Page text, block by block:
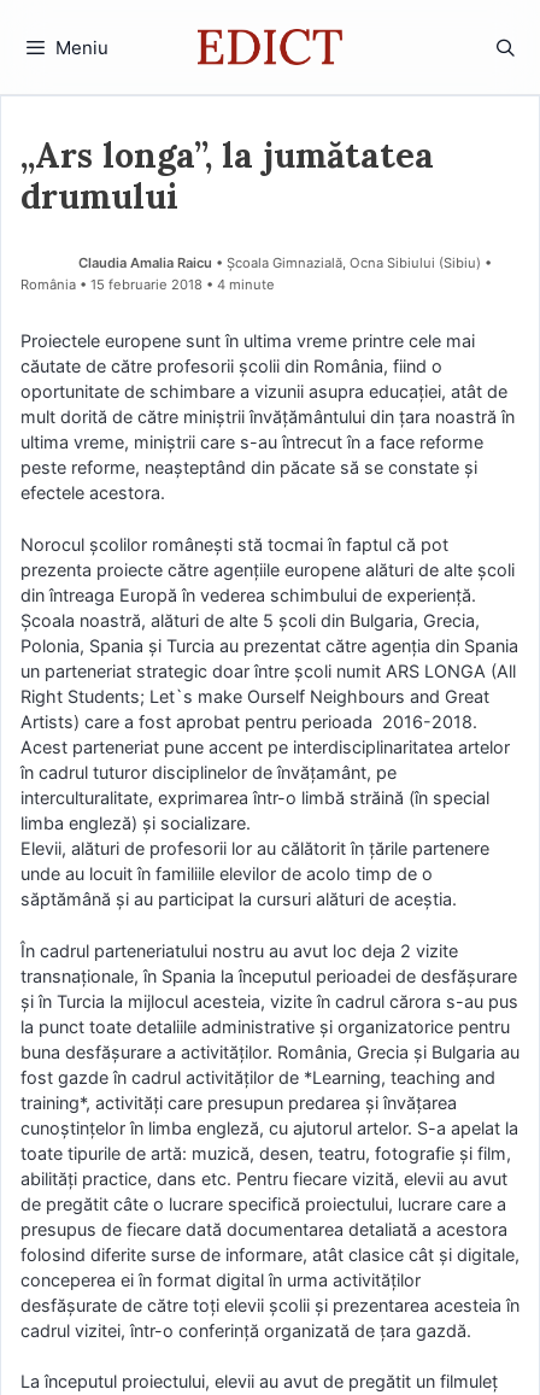
Meniu
„Ars longa”, la jumătatea
drumului
Claudia Amalia Raicu • Școala Gimnazială, Ocna Sibiului (Sibiu) •
România
15 februarie 2018 • 4 minute
Proiectele europene sunt în ultima vreme printre cele mai
căutate de către profesorii școlii din România, fiind o
oportunitate de schimbare a vizunii asupra educației, atât de
mult dorită de către miniștrii învățământului din țara noastră în
ultima vreme, miniștrii care s-au întrecut în a face reforme
peste reforme, neașteptând din păcate să se constate și
efectele acestora.
Norocul școlilor românești stă tocmai în faptul că pot
prezenta proiecte către agențiile europene alături de alte școli
din întreaga Europă în vederea schimbului de experiență.
Școala noastră, alături de alte 5 școli din Bulgaria, Grecia,
Polonia, Spania și Turcia au prezentat către agenția din Spania
un parteneriat strategic doar între școli numit ARS LONGA (All
Right Students; Let`s make Ourself Neighbours and Great
Artists) care a fost aprobat pentru perioada 2016-2018.
Acest parteneriat pune accent pe interdisciplinaritatea artelor
în cadrul tuturor disciplinelor de învățamânt, pe
interculturalitate, exprimarea într-o limbă străină (în special
limba engleză) și socializare.
Elevii, alături de profesorii lor au călătorit în țările partenere
unde au locuit în familiile elevilor de acolo timp de o
săptămână și au participat la cursuri alături de aceștia.
În cadrul parteneriatului nostru au avut loc deja 2 vizite
transnaționale, în Spania la începutul perioadei de desfășurare
și în Turcia la mijlocul acesteia, vizite în cadrul cărora s-au pus
la punct toate detaliile administrative și organizatorice pentru
buna desfășurare a activităților. România, Grecia și Bulgaria au
fost gazde în cadrul activităților de *Learning, teaching and
training*, activități care presupun predarea și învățarea
cunoștințelor în limba engleză, cu ajutorul artelor. S-a apelat la
toate tipurile de artă: muzică, desen, teatru, fotografie și film,
abilități practice, dans etc. Pentru fiecare vizită, elevii au avut
de pregătit câte o lucrare specifică proiectului, lucrare care a
presupus de fiecare dată documentarea detaliată a acestora
folosind diferite surse de informare, atât clasice cât și digitale,
conceperea ei în format digital în urma activităților
desfășurate de către toți elevii școlii și prezentarea acesteia în
cadrul vizitei, într-o conferință organizată de țara gazdă.
La începutul proiectului, elevii au avut de pregătit un filmuleț